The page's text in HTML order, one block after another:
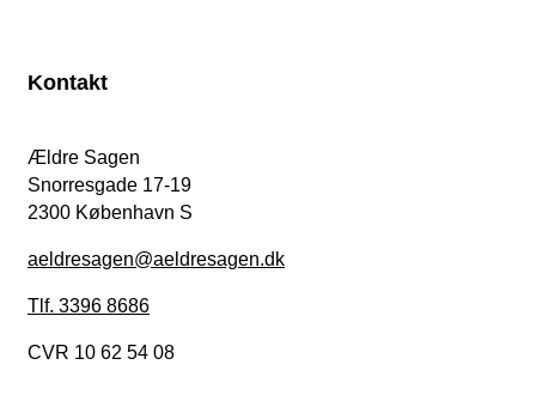
Kontakt
Ældre Sagen
Snorresgade 17-19
2300 København S
aeldresagen@aeldresagen.dk
Tlf. 3396 8686
CVR 10 62 54 08